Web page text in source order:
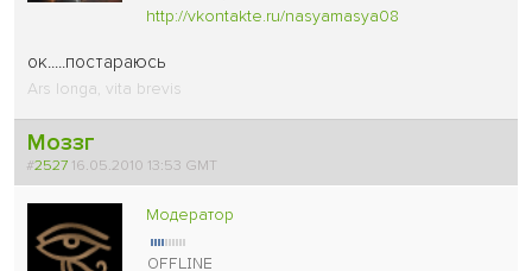
http://vkontakte.ru/nasyamasya08
ок.....постараюсь
Ars longa, vita brevis
Моззг
#2527 16.05.2010 13:53 GMT
Модератор